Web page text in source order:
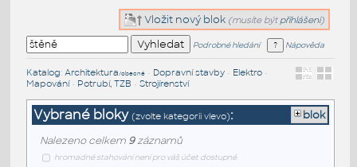
Vložit nový blok (musíte být přihlášeni)
Podrobné hledání Nápověda
Katalog: Architektura/obecné• Dopravní stavby• Elektro•
Mapování• Potrubí, TZB • Strojírenství
Vybrané bloky (zvolte kategorii vlevo): blok
Nalezeno celkem 9záznamů
hromadné stahování není pro váš účet dostupné